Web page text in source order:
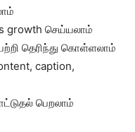
growth செய்யலாம்
தெரிந்து கொள்ளலாம்
caption,
பெறலாம்